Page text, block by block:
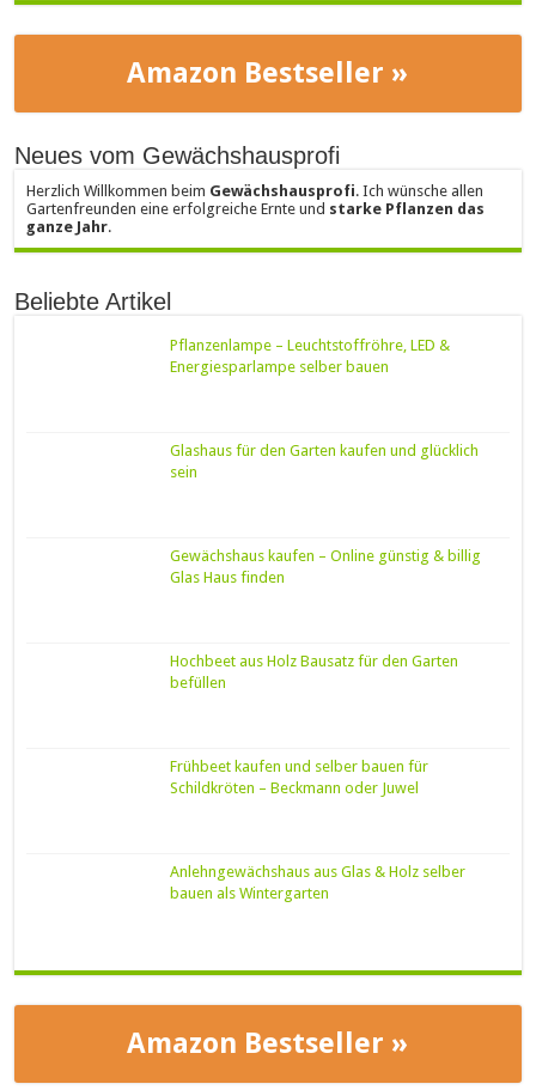
Amazon Bestseller »
Neues vom Gewächshausprofi
Herzlich Willkommen beim Gewächshausprofi. Ich wünsche allen
Gartenfreunden eine erfolgreiche Ernte und starke Pflanzen das
ganze Jahr.
Beliebte Artikel
Pflanzenlampe – Leuchtstoffröhre, LED &
Energiesparlampe selber bauen
Glashaus für den Garten kaufen und glücklich
sein
Gewächshaus kaufen – Online günstig & billig
Glas Haus finden
Hochbeet aus Holz Bausatz für den Garten
befüllen
Frühbeet kaufen und selber bauen für
Schildkröten – Beckmann oder Juwel
Anlehngewächshaus aus Glas & Holz selber
bauen als Wintergarten
Amazon Bestseller »